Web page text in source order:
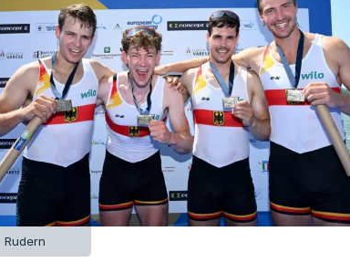
Rudern